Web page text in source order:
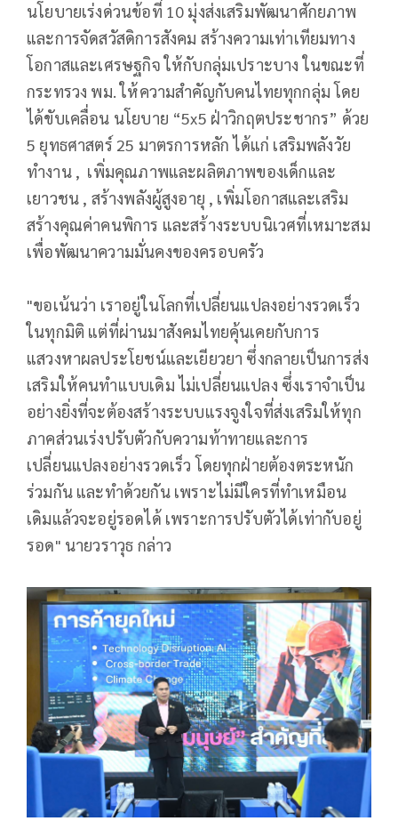
นโยบายเร่งด่วนข้อที่ 10 มุ่งส่งเสริมพัฒนาศักยภาพ
และการจัดสวัสดิการสังคม สร้างความเท่าเทียมทาง
โอกาสและเศรษฐกิจ ให้กับกลุ่มเปราะบาง ในขณะที่
กระทรวง พม. ให้ความสำคัญกับคนไทยทุกกลุ่ม โดย
ได้ขับเคลื่อน นโยบาย “5x5 ฝ่าวิกฤตประชากร” ด้วย
5 ยุทธศาสตร์ 25 มาตรการหลัก ได้แก่ เสริมพลังวัย
ทำงาน , เพิ่มคุณภาพและผลิตภาพของเด็กและ
เยาวชน , สร้างพลังผู้สูงอายุ , เพิ่มโอกาสและเสริม
สร้างคุณค่าคนพิการ และสร้างระบบนิเวศที่เหมาะสม
เพื่อพัฒนาความมั่นคงของครอบครัว
"ขอเน้นว่า เราอยู่ในโลกที่เปลี่ยนแปลงอย่างรวดเร็ว
ในทุกมิติ แต่ที่ผ่านมาสังคมไทยคุ้นเคยกับการ
แสวงหาผลประโยชน์และเยียวยา ซึ่งกลายเป็นการส่ง
เสริมให้คนทำแบบเดิม ไม่เปลี่ยนแปลง ซึ่งเราจำเป็น
อย่างยิ่งที่จะต้องสร้างระบบแรงจูงใจที่ส่งเสริมให้ทุก
ภาคส่วนเร่งปรับตัวกับความท้าทายและการ
เปลี่ยนแปลงอย่างรวดเร็ว โดยทุกฝ่ายต้องตระหนัก
ร่วมกัน และทำด้วยกัน เพราะไม่มีใครที่ทำเหมือน
เดิมแล้วจะอยู่รอดได้ เพราะการปรับตัวได้เท่ากับอยู่
รอด" นายวราวุธ กล่าว